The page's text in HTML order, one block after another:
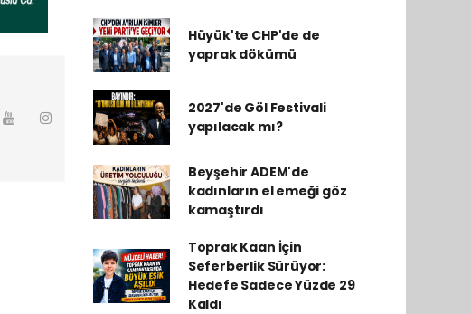
Hüyük'te CHP'de de
yaprak dökümü
2027'de Göl Festivali
yapılacak mı?
Beyşehir ADEM'de
kadınların el emeği göz
kamaştırdı
Toprak Kaan İçin
Seferberlik Sürüyor:
Hedefe Sadece Yüzde 29
Kaldı